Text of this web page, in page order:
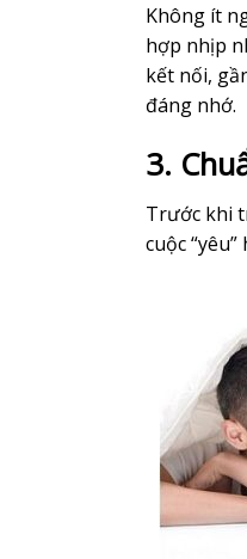
Không ít
hợp nhịp
kết nối,
đáng nhớ.
3.
Trước khi
cuộc